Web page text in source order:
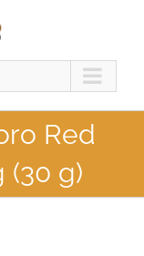
Red
(30 g)